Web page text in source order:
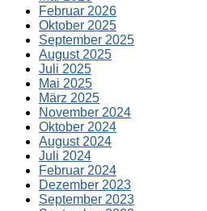
Februar 2026
Oktober 2025
September 2025
August 2025
Juli 2025
Mai 2025
März 2025
November 2024
Oktober 2024
August 2024
Juli 2024
Februar 2024
Dezember 2023
September 2023